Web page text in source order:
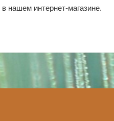
в нашем интернет-магазине.